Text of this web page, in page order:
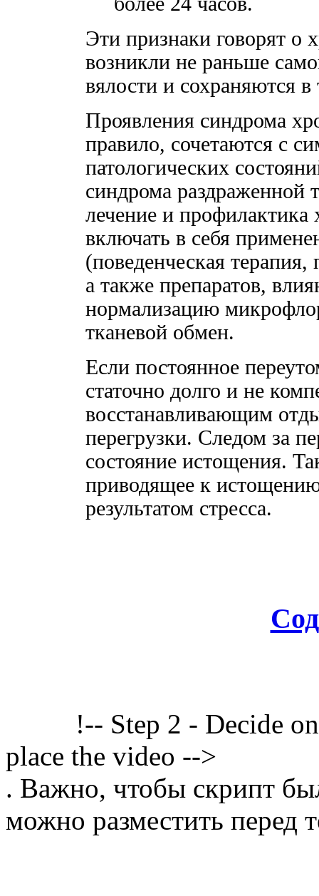
Эти признаки говорят о
возникли не раньше
вялости и сохраняются
Проявления синдрома
правило, сочетаются с
патологических
синдрома раздраженной
лечение и
включать в себя
(поведенческая
а также препаратов,
нормализацию
тканевой обмен.
Если постоянное
статочно долго и не
восстанавливающим
перегрузки. Следом за
состояние истощения.
приводящее к
результатом стресса.
!-- Step 2 - Decide
place the video -->
. Важно, чтобы скрипт
можно разместить перед